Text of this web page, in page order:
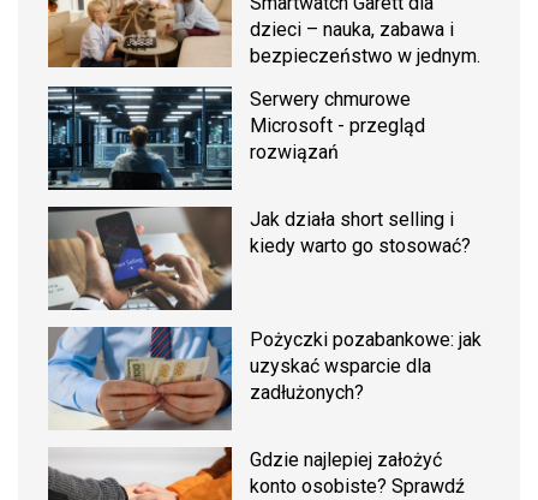
dzieci – nauka, zabawa i
bezpieczeństwo w jednym.
Serwery chmurowe
Microsoft - przegląd
rozwiązań
Jak działa short selling i
kiedy warto go stosować?
Pożyczki pozabankowe: jak
uzyskać wsparcie dla
zadłużonych?
Gdzie najlepiej założyć
konto osobiste? Sprawdź